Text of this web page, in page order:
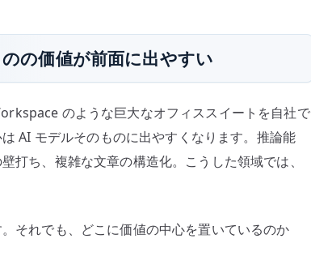
の価値が前面に出やすい
のような巨大なオフィススイートを自社で
AI モデルそのものに出やすくなります。推論能
打ち、複雑な文章の構造化。こうした領域では、
それでも、どこに価値の中心を置いているのか